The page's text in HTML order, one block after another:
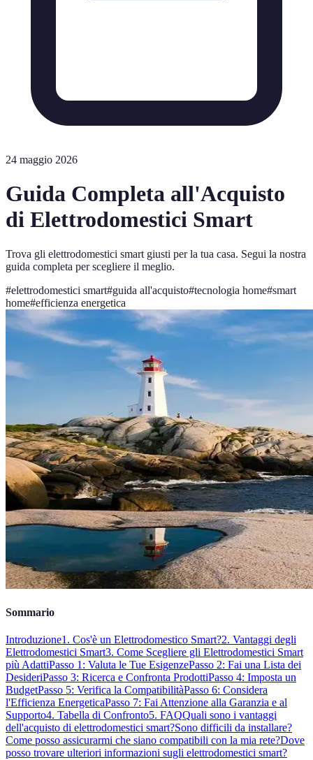
24 maggio 2026
Guida Completa all'Acquisto
di Elettrodomestici Smart
Trova gli elettrodomestici smart giusti per la tua casa. Segui la nostra
guida completa per scegliere il meglio.
#elettrodomestici smart#guida all'acquisto#tecnologia home#smart
home#efficienza energetica
Sommario
Introduzione1. Cos'è un Elettrodomestico Smart?2. Vantaggi degli
Elettrodomestici Smart3. Come Scegliere gli Elettrodomestici Smart
più AdattiPasso 1: Valuta le Tue EsigenzePasso 2: Fai una Lista dei
DesideriPasso 3: Ricerca e Confronta ProdottiPasso 4: Imposta un
BudgetPasso 5: Verifica la CompatibilitàPasso 6: Considera
l'Efficienza EnergeticaPasso 7: Fai Attenzione alla Garanzia e al
Supporto4. Tabella di Confronto5. FAQQuali sono i vantaggi
dell'acquisto di elettrodomestici smart?Sono difficili da installare?
Come posso assicurarmi che siano compatibili con la mia rete?Dove
posso trovare ulteriori informazioni sugli elettrodomestici smart?